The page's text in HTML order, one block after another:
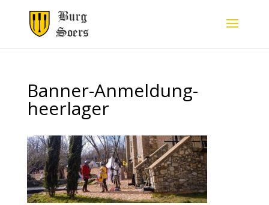
Banner-Anmeldung-
heerlager